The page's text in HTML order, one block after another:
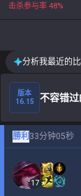
击杀参与率 48%
分析我最近的比
版本
16.15
不容错
勝利 33分钟05秒
17